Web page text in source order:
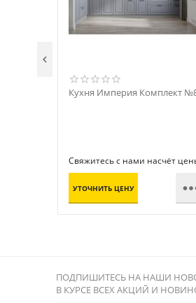
Кухня Империя Комплект
Свяжитесь с нами насчёт
УТОЧНИТЬ ЦЕНУ

ПОДПИШИТЕСЬ НА НАШИ
В КУРСЕ ВСЕХ АКЦИЙ И